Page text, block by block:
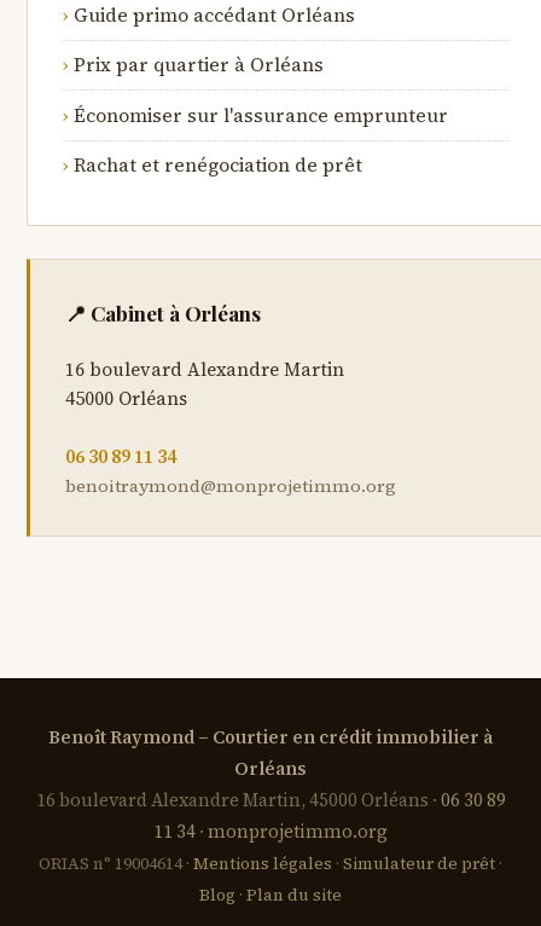
Guide primo accédant Orléans
Prix par quartier à Orléans
Économiser sur l'assurance emprunteur
Rachat et renégociation de prêt
📍 Cabinet à Orléans
16 boulevard Alexandre Martin
45000 Orléans
06 30 89 11 34
benoitraymond@monprojetimmo.org
Benoît Raymond – Courtier en crédit immobilier à
Orléans
16 boulevard Alexandre Martin, 45000 Orléans · 06 30 89
11 34 · monprojetimmo.org
ORIAS n° 19004614 · Mentions légales · Simulateur de prêt ·
Blog · Plan du site